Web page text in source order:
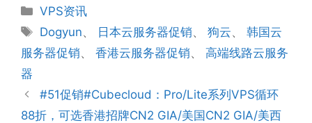
分
类
VPS资讯
标
签
Dogyun、 日本云服务器促销、狗云、韩国云
服务器促销、 香港云服务器促销、 高端线路云服务
器
#51促销#Cubecloud：Pro/Lite系列VPS循环
88折，可选香港招牌CN2 GIA/美国CN2 GIA/美西